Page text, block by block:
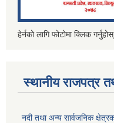
हेर्नको लागि फोटोमा क्लिक
स्थानीय राजपत्र
नदी तथा अन्य सार्वजनिक